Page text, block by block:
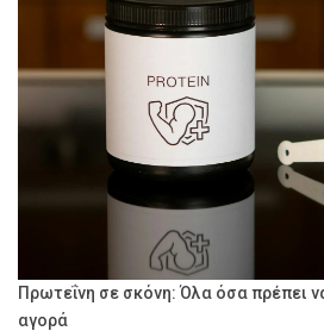
Πρωτεΐνη σε σκόνη: Όλα όσα πρέπει
αγορά